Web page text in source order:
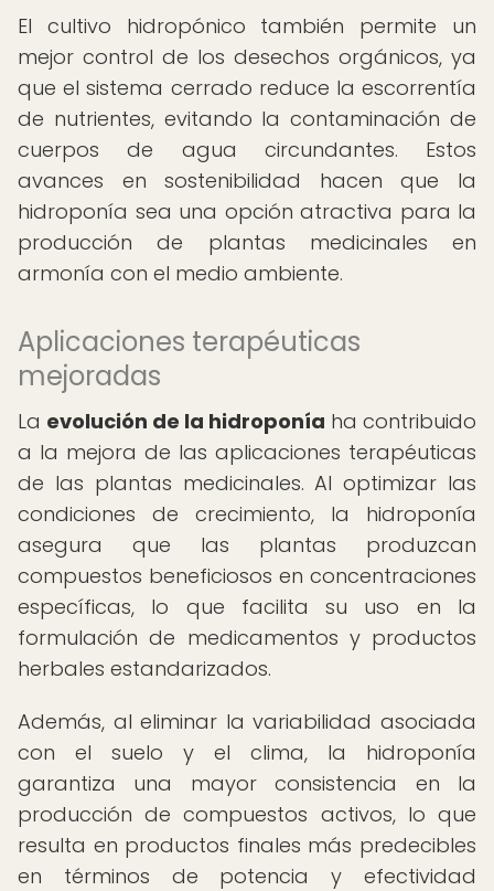
El cultivo hidropónico también permite un
mejor control de los desechos orgánicos, ya
que el sistema cerrado reduce la escorrentía
de nutrientes, evitando la contaminación de
cuerpos de agua circundantes. Estos
avances en sostenibilidad hacen que la
hidroponía sea una opción atractiva para la
producción de plantas medicinales en
armonía con el medio ambiente.
Aplicaciones terapéuticas
mejoradas
La evolución de la hidroponía ha contribuido
a la mejora de las aplicaciones terapéuticas
de las plantas medicinales. Al optimizar las
condiciones de crecimiento, la hidroponía
asegura que las plantas produzcan
compuestos beneficiosos en concentraciones
específicas, lo que facilita su uso en la
formulación de medicamentos y productos
herbales estandarizados.
Además, al eliminar la variabilidad asociada
con el suelo y el clima, la hidroponía
garantiza una mayor consistencia en la
producción de compuestos activos, lo que
resulta en productos finales más predecibles
en términos de potencia y efectividad